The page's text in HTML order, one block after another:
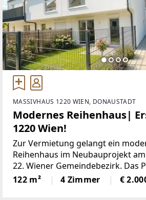
MASSIVHAUS 1220 WIEN, DONAUSTADT
Modernes Reihenhaus|
1220 Wien!
Zur Vermietung gelangt ein
Reihenhaus im Neubauprojekt
22. Wiener Gemeindebezirk. Das
insgesamt 15 Häuser und
ruhige Lage sowie eine
122 m² 4 Zimmer €